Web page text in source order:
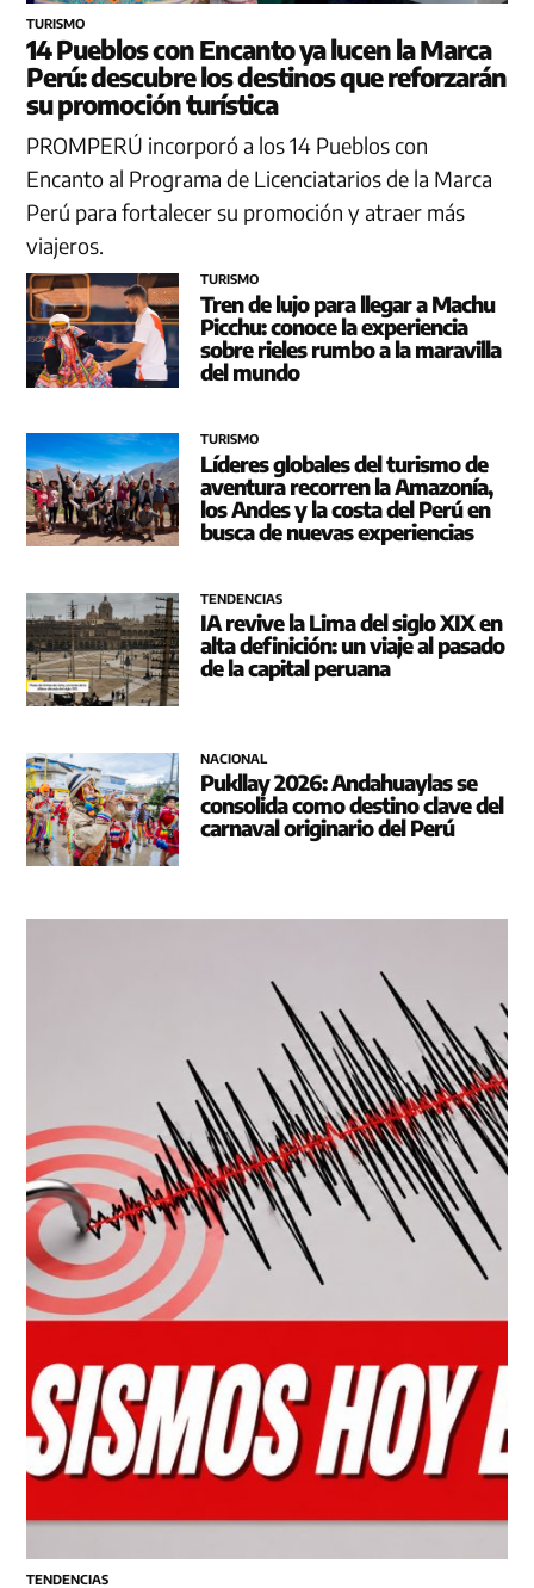
TURISMO
14 Pueblos con Encanto ya lucen la Marca
Perú: descubre los destinos que reforzarán
su promoción turística
PROMPERÚ incorporó a los 14 Pueblos con
Encanto al Programa de Licenciatarios de la Marca
Perú para fortalecer su promoción y atraer más
viajeros.
TURISMO
Tren de lujo para llegar a Machu
Picchu: conoce la experiencia
sobre rieles rumbo a la maravilla
del mundo
TURISMO
Líderes globales del turismo de
aventura recorren la Amazonía,
los Andes y la costa del Perú en
busca de nuevas experiencias
TENDENCIAS
IA revive la Lima del siglo XIX en
alta definición: un viaje al pasado
de la capital peruana
NACIONAL
Pukllay 2026: Andahuaylas se
consolida como destino clave del
carnaval originario del Perú
TENDENCIAS